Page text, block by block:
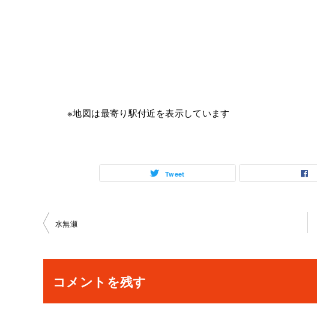
※地図は最寄り駅付近を表示しています
Tweet
投
ナ
ビ
水無瀬
コメントを残す